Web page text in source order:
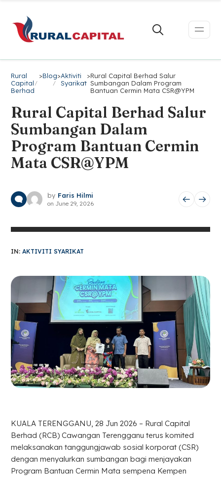
Rural
Capital
Berhad
>Blog>Aktiviti
Syarikat
>Rural Capital Berhad Salur
Sumbangan Dalam Program
Bantuan Cermin Mata CSR@YPM
Rural Capital Berhad Salur
Sumbangan Dalam
Program Bantuan Cermin
Mata CSR@YPM
by Faris Hilmi
on June 29, 2026
IN: AKTIVITI SYARIKAT
KUALA TERENGGANU, 28 Jun 2026 – Rural Capital
Berhad (RCB) Cawangan Terengganu terus komited
melaksanakan tanggungjawab sosial korporat (CSR)
dengan menyalurkan sumbangan bagi menjayakan
Program Bantuan Cermin Mata sempena Kempen